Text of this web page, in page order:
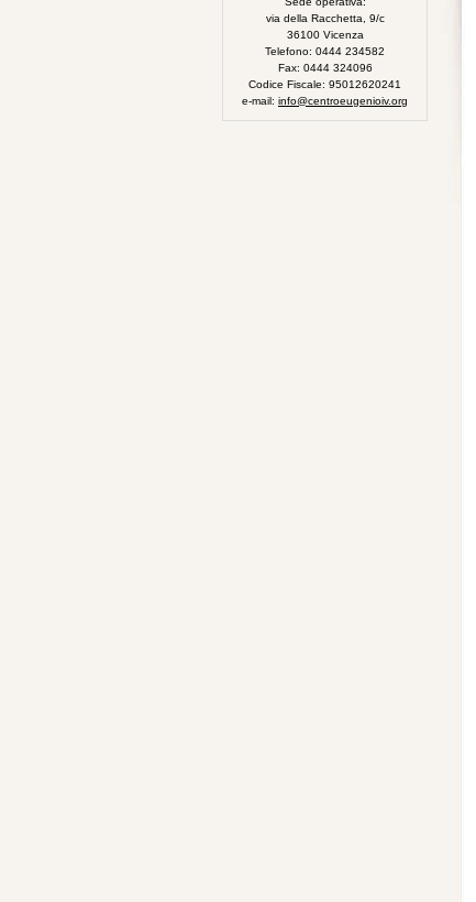
via della Racchetta, 9/c
36100 Vicenza
Telefono: 0444 234582
Fax: 0444 324096
Codice Fiscale: 95012620241
e-mail: info@centroeugenioiv.org